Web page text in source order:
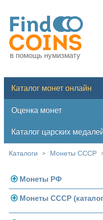
в помощь нумизмату
Каталог монет онлайн
Оценка монет
Каталог царских
Каталоги > Монеты СССР
Монеты РФ
Современная Россия
Монеты СССР